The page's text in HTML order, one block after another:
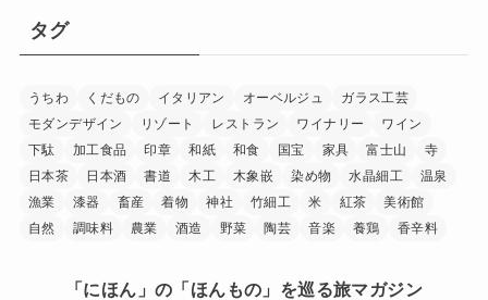
タグ
うちわ くだもの イタリアン オーベルジュ
ガラス工芸
モダンデザイン
リゾート レストラン ワイナリー
ワイン
下駄
加工食品 印章 和紙 和食 国宝 家具 富士山
寺
日本茶
日本酒 書道 木工 木象嵌 染め物 水晶細工
温泉
漁業
漆器 畜産 着物 神社 竹細工 米 紅茶
美術館
自然
調味料 農業 酒造 野菜 陶芸 音楽 養鶏 香辛料
「にほん」の「ほんもの」を巡る旅マガジン